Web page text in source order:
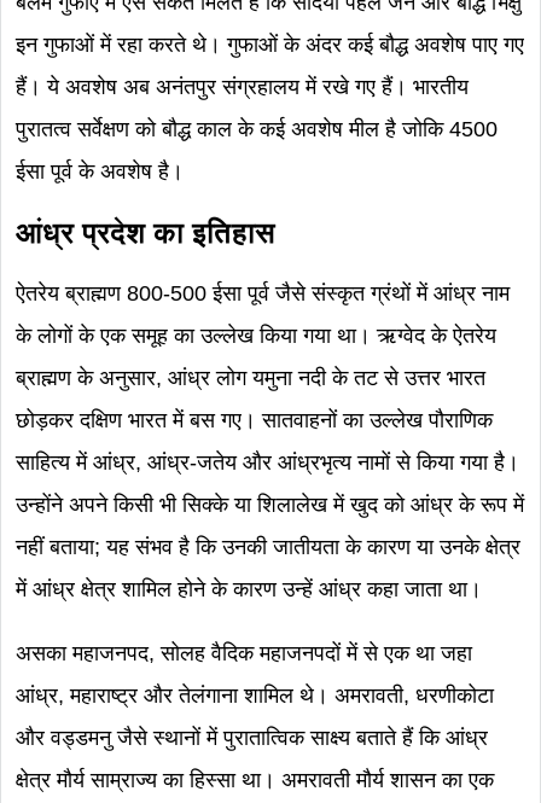
इन गुफाओं में रहा करते थे। गुफाओं के अंदर कई बौद्ध अवशेष पाए गए
हैं। ये अवशेष अब अनंतपुर संग्रहालय में रखे गए हैं। भारतीय
पुरातत्व सर्वेक्षण को बौद्ध काल के कई अवशेष मील है जोकि 4500
ईसा पूर्व के अवशेष है।
आंध्र प्रदेश का इतिहास
ऐतरेय ब्राह्मण 800-500 ईसा पूर्व जैसे संस्कृत ग्रंथों में आंध्र नाम
के लोगों के एक समूह का उल्लेख किया गया था। ऋग्वेद के ऐतरेय
ब्राह्मण के अनुसार, आंध्र लोग यमुना नदी के तट से उत्तर भारत
छोड़कर दक्षिण भारत में बस गए। सातवाहनों का उल्लेख पौराणिक
साहित्य में आंध्र, आंध्र-जतेय और आंध्रभृत्य नामों से किया गया है।
उन्होंने अपने किसी भी सिक्के या शिलालेख में खुद को आंध्र के रूप में
नहीं बताया; यह संभव है कि उनकी जातीयता के कारण या उनके क्षेत्र
में आंध्र क्षेत्र शामिल होने के कारण उन्हें आंध्र कहा जाता था।
असका महाजनपद, सोलह वैदिक महाजनपदों में से एक था जहा
आंध्र, महाराष्ट्र और तेलंगाना शामिल थे। अमरावती, धरणीकोटा
और वड्डमनु जैसे स्थानों में पुरातात्विक साक्ष्य बताते हैं कि आंध्र
क्षेत्र मौर्य साम्राज्य का हिस्सा था। अमरावती मौर्य शासन का एक